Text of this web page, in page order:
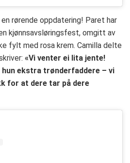
rørende oppdatering! Paret har
kjønnsavsløringsfest, omgitt av
fylt med rosa krem. Camilla delte
«Vi venter ei lita jente!
ekstra trønderfaddere – vi
for at dere tar på dere